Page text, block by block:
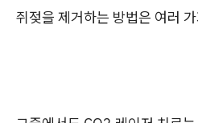
쥐젖을 제거하는 방법은 여러